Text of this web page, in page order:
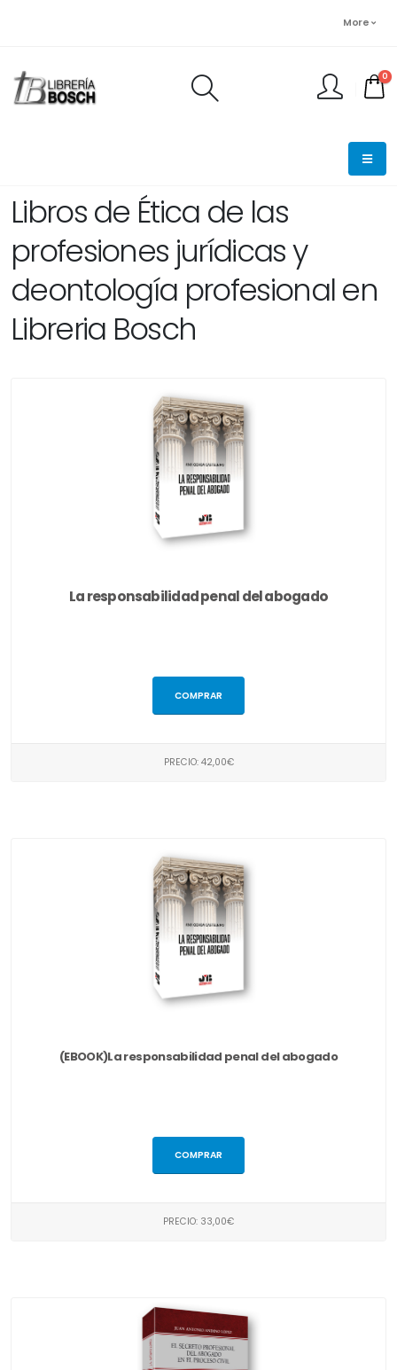
More
0
Libros de Ética de las
profesiones jurídicas y
deontología profesional en
Libreria Bosch
La responsabilidad penal del abogado
COMPRAR
PRECIO: 42,00€
(EBOOK)La responsabilidad penal del abogado
COMPRAR
PRECIO: 33,00€